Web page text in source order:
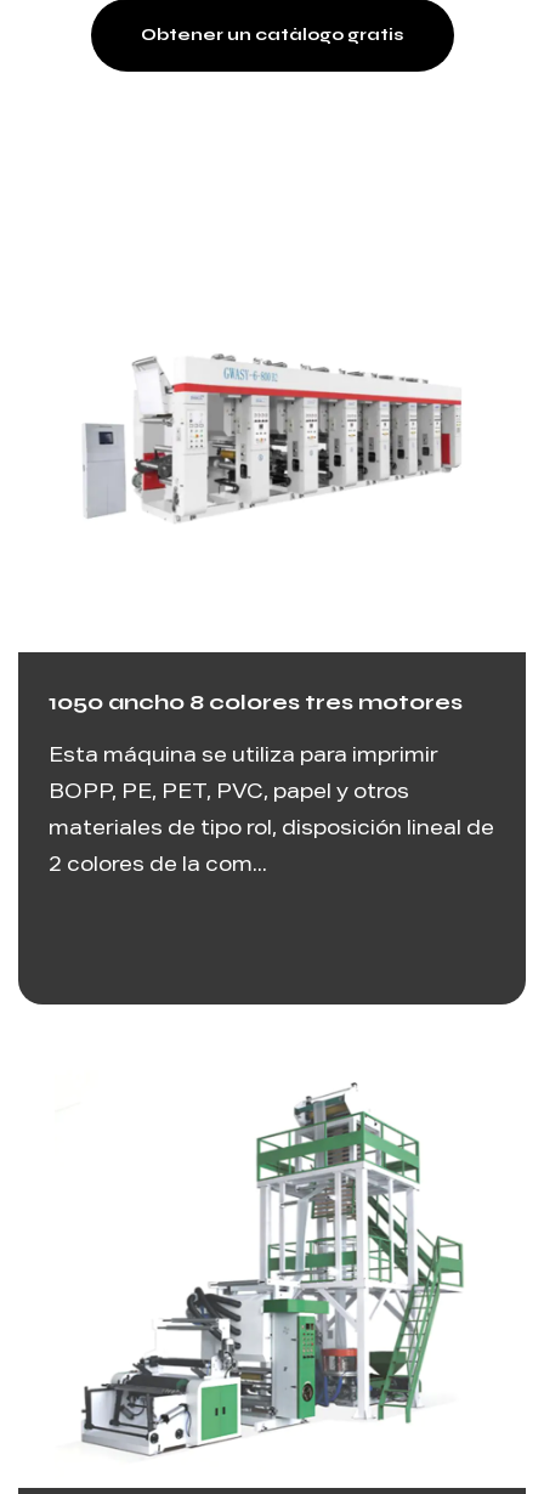
Obtener un catálogo gratis
1050 ancho 8 colores tres motores
Esta máquina se utiliza para imprimir
BOPP, PE, PET, PVC, papel y otros
materiales de tipo rol, disposición lineal de
2 colores de la com...